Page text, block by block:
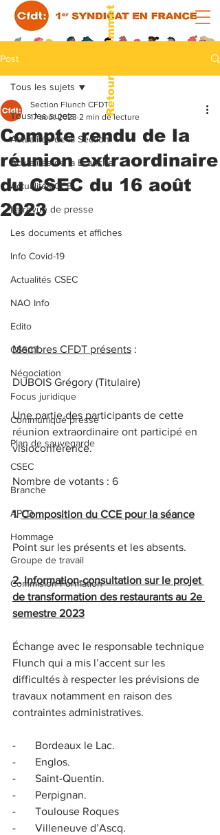
Retour au sommet
Post
Tous les sujets
Actualités de la Section
Actualités de la Branche
Actualités CCE
La revue de presse
Les documents et affiches
Info Covid-19
Actualités CSEC
NAO Info
Edito
CSSCT
Négociation
Focus juridique
Communiqué presse
Plan de sauvegarde
CSEC
Branche
APLD
Hommage
Groupe de travail
Commision Formation
Tous les sujets
Compte rendu de la
réunion extraordinaire
du CSEC du 16 août
2023
Section Flunch CFDT
17 août 2023 2 min de lecture
Membres CFDT présents :
DUBOIS Grégory (Titulaire)
Une partie des participants de cette
réunion extraordinaire ont participé en
visioconférence.
Nombre de votants : 6
1. Composition du CCE pour la séance
Point sur les présents et les absents.
2. Information-consultation sur le projet
de transformation des restaurants au 2e
semestre 2023
Échange avec le responsable technique
Flunch qui a mis l’accent sur les
difficultés à respecter les prévisions de
travaux notamment en raison des
contraintes administratives.
-       Bordeaux le Lac.
-       Englos.
-       Saint-Quentin.
-       Perpignan.
-       Toulouse Roques
-       Villeneuve d’Ascq.